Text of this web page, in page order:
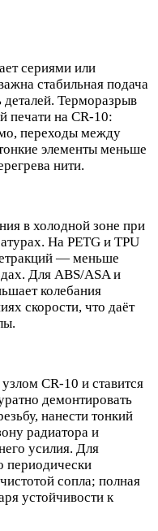
сериями или
стабильная подача
деталей. Терморазрыв
печати на CR‑10:
переходы между
элементы меньше
нити.
в холодной зоне при
На PETG и TPU
— меньше
Для ABS/ASA и
колебания
скорости, что даёт
CR‑10 и ставится
демонтировать
нанести тонкий
радиатора и
усилия. Для
периодически
сопла; полная
устойчивости к